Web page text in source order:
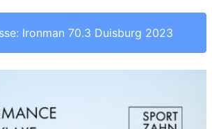
Ironman 70.3 Duisburg 2023